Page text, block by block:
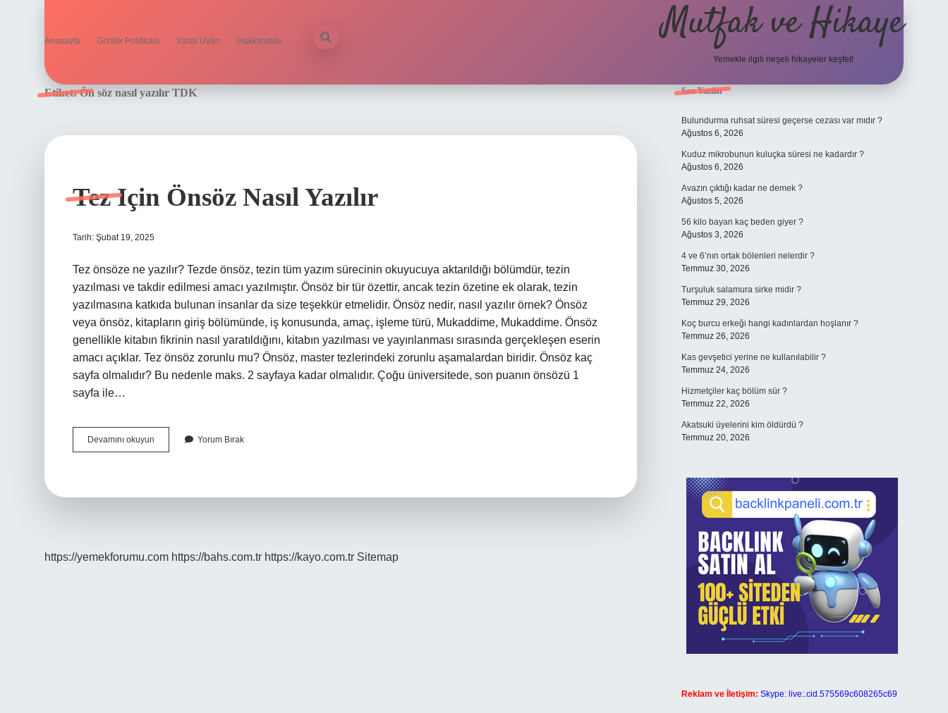
Anasayfa Gizlilik Politikası Yasal Uyarı Hakkımızda Mutfak ve Hikaye
Yemekle ilgili neşeli hikayeler keşfet!
Etiket:Ön söz nasıl yazılır TDK
Tez Için Önsöz Nasıl Yazılır
Tarih: Şubat 19, 2025
Tez önsöze ne yazılır? Tezde önsöz, tezin tüm yazım sürecinin okuyucuya aktarıldığı bölümdür, tezin
yazılması ve takdir edilmesi amacı yazılmıştır. Önsöz bir tür özettir, ancak tezin özetine ek olarak, tezin
yazılmasına katkıda bulunan insanlar da size teşekkür etmelidir. Önsöz nedir, nasıl yazılır örnek? Önsöz
veya önsöz, kitapların giriş bölümünde, iş konusunda, amaç, işleme türü, Mukaddime, Mukaddime. Önsöz
genellikle kitabın fikrinin nasıl yaratıldığını, kitabın yazılması ve yayınlanması sırasında gerçekleşen eserin
amacı açıklar. Tez önsöz zorunlu mu? Önsöz, master tezlerindeki zorunlu aşamalardan biridir. Önsöz kaç
sayfa olmalıdır? Bu nedenle maks. 2 sayfaya kadar olmalıdır. Çoğu üniversitede, son puanın önsözü 1
sayfa ile…
Devamını okuyun
Için
Yorum Bırak
https://yemekforumu.com https://bahs.com.tr https://kayo.com.tr Sitemap
Sidebar
Son Yazılar
Bulundurma ruhsat süresi geçerse cezası var mıdır ?
Ağustos 6, 2026
Kuduz mikrobunun kuluçka süresi ne kadardır ?
Ağustos 6, 2026
Avazın çıktığı kadar ne demek ?
Ağustos 5, 2026
56 kilo bayan kaç beden giyer ?
Ağustos 3, 2026
4 ve 6’nın ortak bölenleri nelerdir ?
Temmuz 30, 2026
Turşuluk salamura sirke midir ?
Temmuz 29, 2026
Koç burcu erkeği hangi kadınlardan hoşlanır ?
Temmuz 26, 2026
Kas gevşetici yerine ne kullanılabilir ?
Temmuz 24, 2026
Hizmetçiler kaç bölüm sür ?
Temmuz 22, 2026
Akatsuki üyelerini kim öldürdü ?
Temmuz 20, 2026
Reklam ve İletişim: Skype: live:.cid.575569c608265c69